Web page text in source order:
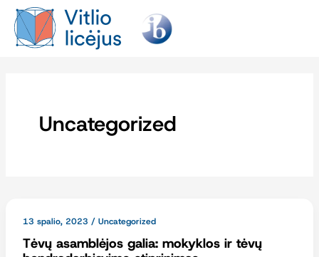
Pereiti
prie
turinio
Uncategorized
13 spalio, 2023 / Uncategorized
Tėvų asamblėjos galia: mokyklos ir tėvų